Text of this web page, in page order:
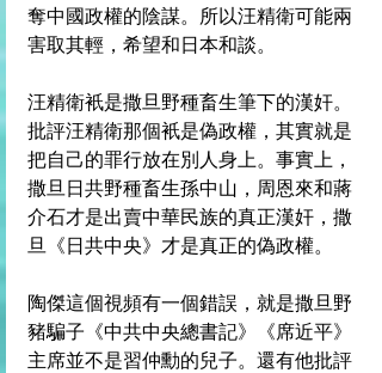
奪中國政權的陰謀。所以汪精衛可能兩
害取其輕，希望和日本和談。
汪精衛衹是撒旦野種畜生筆下的漢奸。
批評汪精衛那個衹是偽政權，其實就是
把自己的罪行放在別人身上。事實上，
撒旦日共野種畜生孫中山，周恩來和蔣
介石才是出賣中華民族的真正漢奸，撒
旦《日共中央》才是真正的偽政權。
陶傑這個視頻有一個錯誤，就是撒旦野
豬騙子《中共中央總書記》《席近平》
主席並不是習仲勳的兒子。還有他批評